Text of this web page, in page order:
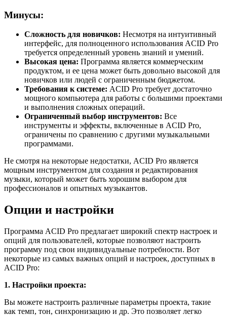
Минусы:
Сложность для новичков: Несмотря на интуитивный
интерфейс, для полноценного использования ACID Pro
требуется определенный уровень знаний и умений.
Высокая цена: Программа является коммерческим
продуктом, и ее цена может быть довольно высокой для
новичков или людей с ограниченным бюджетом.
Требования к системе: ACID Pro требует достаточно
мощного компьютера для работы с большими проектами
и выполнения сложных операций.
Ограниченный выбор инструментов: Все
инструменты и эффекты, включенные в ACID Pro,
ограничены по сравнению с другими музыкальными
программами.
Не смотря на некоторые недостатки, ACID Pro является
мощным инструментом для создания и редактирования
музыки, который может быть хорошим выбором для
профессионалов и опытных музыкантов.
Опции и настройки
Программа ACID Pro предлагает широкий спектр настроек и
опций для пользователей, которые позволяют настроить
программу под свои индивидуальные потребности. Вот
некоторые из самых важных опций и настроек, доступных в
ACID Pro:
1. Настройки проекта:
Вы можете настроить различные параметры проекта, такие
как темп, тон, синхронизацию и др. Это позволяет легко